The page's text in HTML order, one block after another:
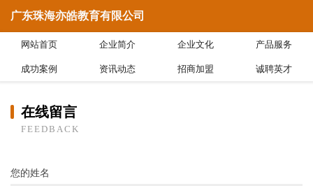
广东珠海亦皓教育有限公司
网站首页 企业简介 企业文化 产品服务
成功案例 资讯动态 招商加盟 诚聘英才
在线留言
FEEDBACK
您的姓名